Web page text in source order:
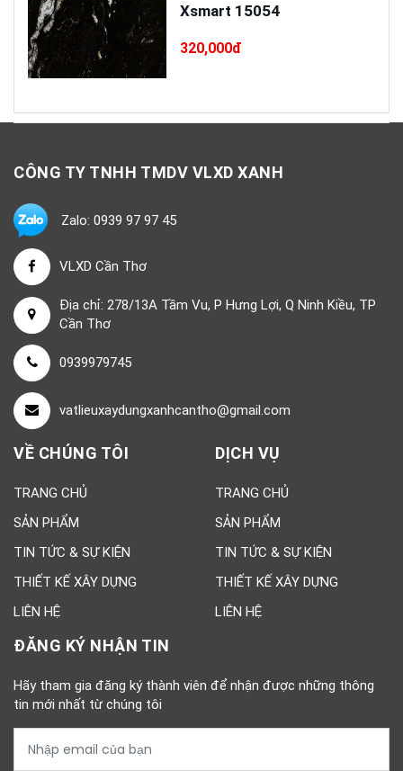
Xsmart 15054
320,000đ
CÔNG TY TNHH TMDV VLXD XANH
Zalo: 0939 97 97 45
VLXD Cần Thơ
Địa chỉ: 278/13A Tầm Vu, P Hưng Lợi, Q Ninh Kiều, TP
Cần Thơ
0939979745
vatlieuxaydungxanhcantho@gmail.com
VỀ CHÚNG TÔI
TRANG CHỦ
SẢN PHẨM
TIN TỨC & SỰ KIỆN
THIẾT KẾ XÂY DỰNG
LIÊN HỆ
DỊCH VỤ
TRANG CHỦ
SẢN PHẨM
TIN TỨC & SỰ KIỆN
THIẾT KẾ XÂY DỰNG
LIÊN HỆ
ĐĂNG KÝ NHẬN TIN
Hãy tham gia đăng ký thành viên để nhận được những thông
tin mới nhất từ chúng tôi